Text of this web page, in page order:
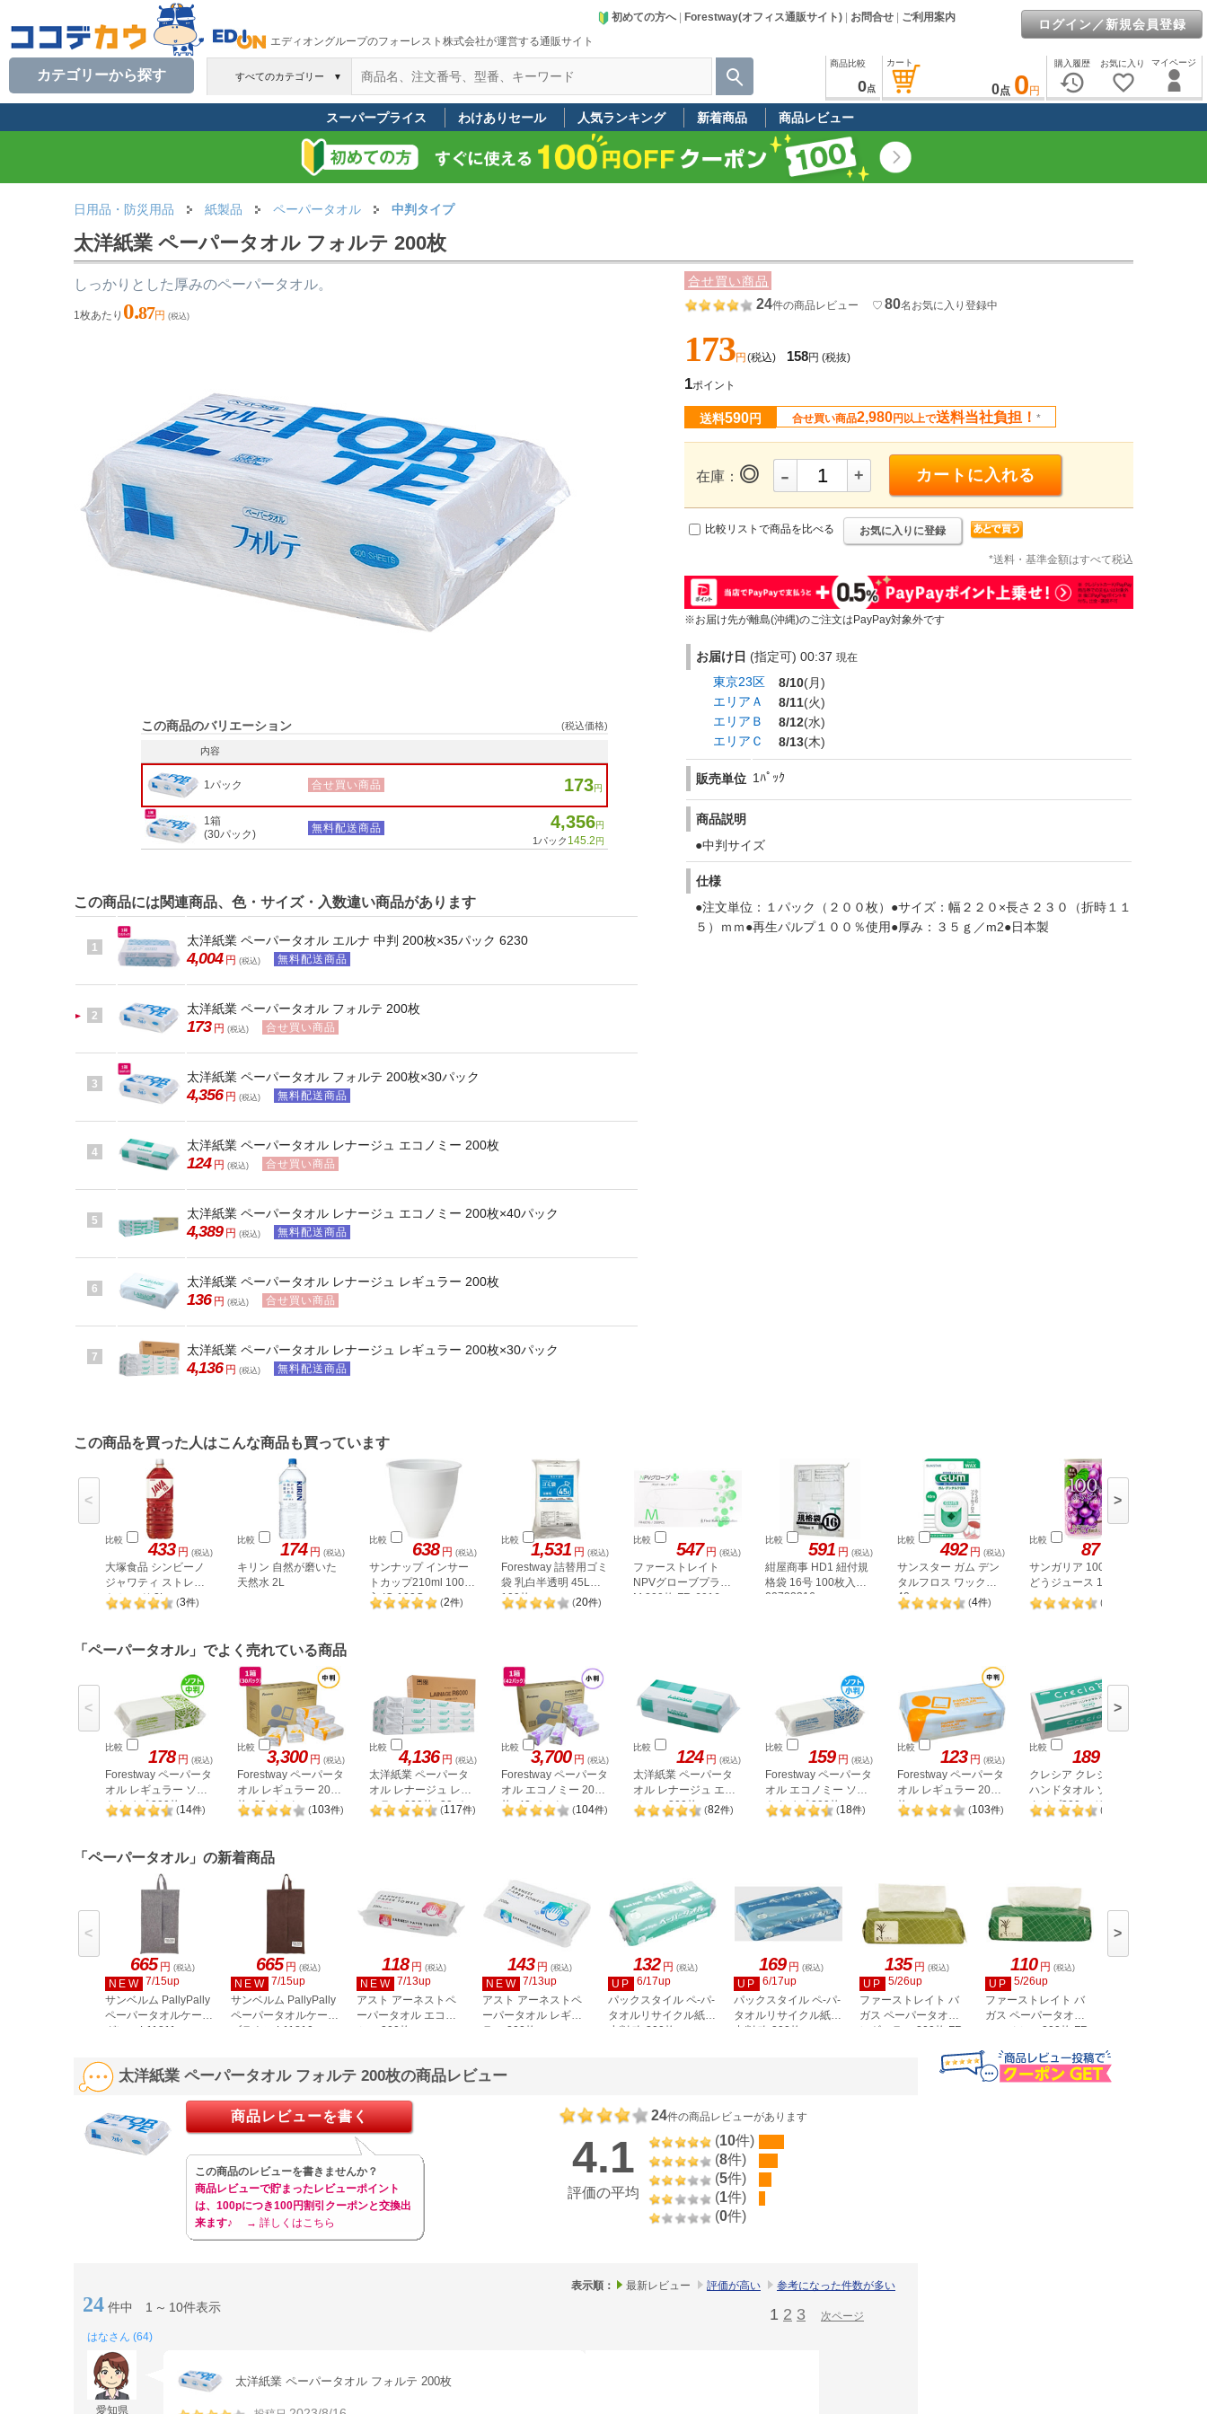
エディオングループのフォーレスト株式会社が運営する通販サイト
初めての方へ| Forestway(オフィス通販サイト) お問合せ ご利用案内 ログイン／新規会員登録
すべてのカテゴリー ▼
カテゴリーから探す
マイページ
お気に入り
favorite_border
購入履歴
history
カート
0点 0 円
商品比較
0点
スーパープライス わけありセール 人気ランキング 新着商品 商品レビュー
日用品・防災用品 紙製品 ペーパータオル 中判タイプ
太洋紙業 ペーパータオル フォルテ 200枚
合せ買い商品
24件の商品レビュー ♡ 80名 お気に入り登録中
173円 (税込) 158円 (税抜)
1ポイント
送料590円 合せ買い商品2,980円以上で送料当社負担！ *
在庫： ◎ - + カートに入れる
比較リストで商品を比べる お気に入りに登録
*送料・基準金額はすべて税込
※お届け先が離島(沖縄)のご注文はPayPay対象外です
お届け日 (指定可) 00:37 現在
東京23区 8/10(月)
エリアＡ
8/11(火)
エリアＢ
8/12(水)
エリアＣ
8/13(木)
販売単位 1ﾊﾟｯｸ
商品説明
●中判サイズ
仕様
●注文単位：１パック（２００枚）●サイズ：幅２２０×長さ２３０（折時１１
５）ｍｍ●再生パルプ１００％使用●厚み：３５ｇ／m2●日本製
しっかりとした厚みのペーパータオル。
1枚あたり 0.87円 (税込)
この商品のバリエーション (税込価格)
内容
1パック 合せ買い商品 173円
1箱
(30パック)
無料配送商品 4,356円
1パック 145.2円
この商品には関連商品、色・サイズ・入数違い商品があります
1 太洋紙業 ペーパータオル エルナ 中判 200枚×35パック 6230
4,004 円 (税込) 無料配送商品
2 太洋紙業 ペーパータオル フォルテ 200枚
173 円 (税込) 合せ買い商品
3 太洋紙業 ペーパータオル フォルテ 200枚×30パック
4,356 円 (税込) 無料配送商品
4 太洋紙業 ペーパータオル レナージュ エコノミー 200枚
124 円 (税込) 合せ買い商品
5 太洋紙業 ペーパータオル レナージュ エコノミー 200枚×40パック
4,389 円 (税込) 無料配送商品
6 太洋紙業 ペーパータオル レナージュ レギュラー 200枚
136 円 (税込) 合せ買い商品
7 太洋紙業 ペーパータオル レナージュ レギュラー 200枚×30パック
4,136 円 (税込) 無料配送商品
この商品を買った人はこんな商品も買っています
比較 433 円 (税込)
大塚食品 シンビーノ
ジャワティ ストレー
ト レッド 2L
(3件)
比較 174 円 (税込)
キリン 自然が磨いた
天然水 2L
比較 638 円 (税込)
サンナップ インサー
トカップ210ml 100個
入 IC-100C
(2件)
比較 1,531 円 (税込)
Forestway 詰替用ゴミ
袋 乳白半透明 45L
100枚
(20件)
比較 547 円 (税込)
ファーストレイト
NPVグローブプラス
M 200枚 FR-6016
比較 591 円 (税込)
紺屋商事 HD1 紐付規
格袋 16号 100枚入
00722316
比較 492 円 (税込)
サンスター ガム デン
タルフロス ワックス
40m
(4件)
比較 87
サンガリア 100%赤ぶ
どうジュース 190g缶
(
< >
「ペーパータオル」でよく売れている商品
比較 178 円 (税込)
Forestway ペーパータ
オル レギュラー ソフ
トタイプ 200枚(14件)
比較 3,300 円 (税込)
Forestway ペーパータ
オル レギュラー 200
枚×30パック
(103件)
比較 4,136 円 (税込)
太洋紙業 ペーパータ
オル レナージュ レギ
ュラー 200枚×30パッ
ク
(117件)
比較 3,700 円 (税込)
Forestway ペーパータ
オル エコノミー 200
枚×42パック
(104件)
比較 124 円 (税込)
太洋紙業 ペーパータ
オル レナージュ エコ
ノミー 200枚 (82件)
比較 159 円 (税込)
Forestway ペーパータ
オル エコノミー ソフ
トタイプ 200枚(18件)
比較 123 円 (税込)
Forestway ペーパータ
オル レギュラー 200
枚
(103件)
比較 189
クレシア クレシアEF
ハンドタオル ソフト
タイプ200 スリムEX
(
< >
「ペーパータオル」の新着商品
665 円 (税込)
NEW 7/15up
サンベルム PallyPally
ペーパータオルケース
グレー L11811
665 円 (税込)
NEW 7/15up
サンベルム PallyPally
ペーパータオルケース
ブラウン L11810
118 円 (税込)
NEW 7/13up
アスト アーネストペ
ーパータオル エコノ
ミー 200枚
143 円 (税込)
NEW 7/13up
アスト アーネストペ
ーパータオル レギュ
ラー 200枚
132 円 (税込)
UP
6/17up
パックスタイル ペ-パ-
タオルリサイクル紙
小判 改 200枚
169 円 (税込)
UP
6/17up
パックスタイル ペ-パ-
タオルリサイクル紙
中判 改 200枚
135 円 (税込)
UP
5/26up
ファーストレイト バ
ガス ペーパータオル
レギュラー 200枚 FR-
110 円 (税込)
UP
5/26up
ファーストレイト バ
ガス ペーパータオル
エコノミー 200枚 FR-
< >
太洋紙業 ペーパータオル フォルテ 200枚の商品レビュー
24件の商品レビューがあります
4.1
評価の平均
(10件)
(8件)
(5件)
(1件)
(0件)
商品レビューを書く
この商品のレビューを書きませんか？
商品レビューで貯まったレビューポイント
は、100pにつき100円割引クーポンと交換出
来ます♪
→ 詳しくはこちら
表示順： 最新レビュー 評価が高い 参考になった件数が多い
24 件中 1 ～ 10件表示 1 2 3
次ページ
はなさん (64)
愛知県
太洋紙業 ペーパータオル フォルテ 200枚